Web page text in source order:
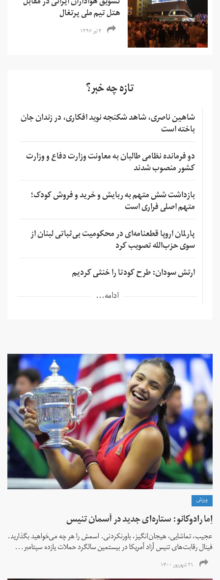
هتل تیم ملی پرتغال
۴ تیر ۱۳۹۷
تازه چه خبر؟
شاهین ناصری، شاهد شکنجه نوید افکاری، در زندان جان
باخته است
دو فرمانده نظامی طالبان به معاونت وزارت دفاع و وزارت
کشور منصوب شدند
بازداشت شش متهم به ربایش و خرید و فروش کودک؛
متهم اصلی فراری است
پارلمان اروپا قطعنامه‌ای در محکومیت بی‌ثباتی لبنان از
سوی حزب‌الله تصویب کرد
ارتش سودان: طرح کودتا را خنثی کردیم
ادامه...
ورزش
اِما رادوکانو: ستاره‌ای جدید در آسمان تنیس
عجیب، تماشایی، هیجان‌انگیز، باورنکردنی. اسمش را هر چه می‌خواهید بگذارید.
فینال رقابت‌های تنیس آزاد آمریکا در بیستمین سالگرد حملات یازده سپتامبر...
۲۱ شهریور ۱۴۰۰